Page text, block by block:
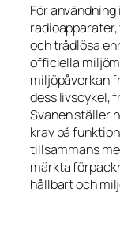
För
och trådlösa
officiella
miljöpåverkan
dess livscykel,
Svanen ställer
krav på
tillsammans
märkta
hållbart och